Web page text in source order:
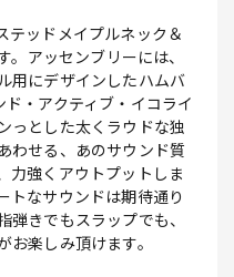
テッドメイプルネック＆
アッセンブリーには、
用にデザインしたハムバ
・アクティブ・イコライ
っとした太くラウドな独
わせる、あのサウンド質
力強くアウトプットしま
トなサウンドは期待通り
きでもスラップでも、
楽しみ頂けます。